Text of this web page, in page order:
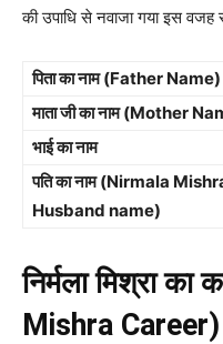
की उपाधि से नवाजा गया इस वजह
पिता का नाम (Father Name)
माता जी का नाम (Mother
भाई का नाम
पति का नाम (Nirmala
Husband name)
निर्मला मिश्रा
Mishra Career)